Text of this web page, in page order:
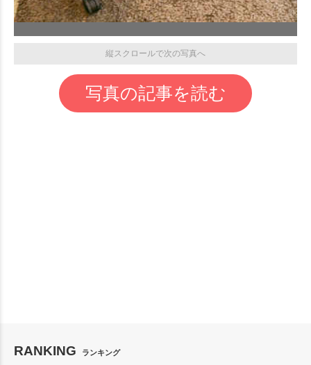
縦スクロールで次の写真へ
写真の記事を読む
RANKING ランキング